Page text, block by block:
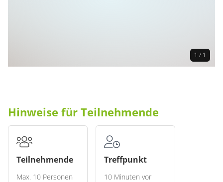
1 / 1
Hinweise für Teilnehmende
Teilnehmende
Max. 10 Personen
Treffpunkt
10 Minuten vor